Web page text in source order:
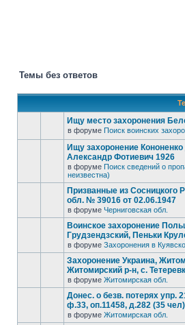
Темы без ответов
Ищу место захоронения
в форуме Поиск воинских
Ищу захоронение
Александр Фотиевич 1926
в форуме Поиск сведений о
неизвестна)
Призванные из Сосницкого
обл. № 39016 от 02.06.1947
в форуме Черниговская обл.
Воинское захоронение
Грудзендзский, Пеньки
в форуме Захоронения в
Захоронение Украина,
Житомирский р-н, с.
в форуме Житомирская обл.
Донес. о безв. потерях
ф.33, оп.11458, д.282 (35 чел)
в форуме Житомирская обл.